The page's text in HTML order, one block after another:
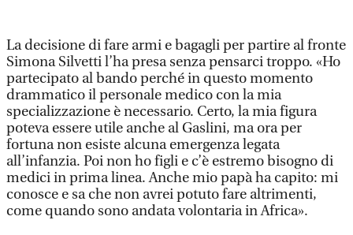
La decisione di fare armi e bagagli per partire al fronte
Simona Silvetti l’ha presa senza pensarci troppo. «Ho
partecipato al bando perché in questo momento
drammatico il personale medico con la mia
specializzazione è necessario. Certo, la mia figura
poteva essere utile anche al Gaslini, ma ora per
fortuna non esiste alcuna emergenza legata
all’infanzia. Poi non ho figli e c’è estremo bisogno di
medici in prima linea. Anche mio papà ha capito: mi
conosce e sa che non avrei potuto fare altrimenti,
come quando sono andata volontaria in Africa».